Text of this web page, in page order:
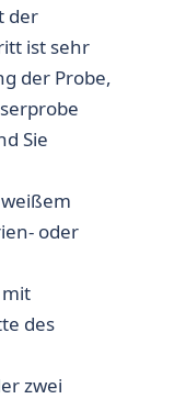
der
ist sehr
der Probe,
Sie
oder
mit
des
zwei